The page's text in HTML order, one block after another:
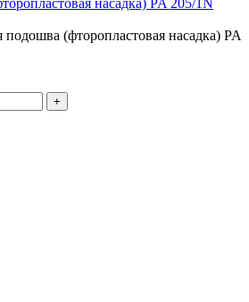
насадка) PA 205/1N
(фторопластовая насадка) PA
+